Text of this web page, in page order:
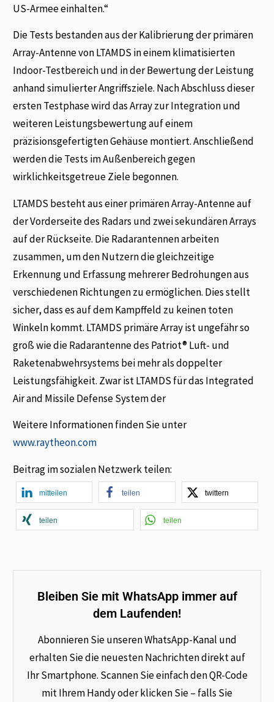
US-Armee einhalten.“
Die Tests bestanden aus der Kalibrierung der primären
Array-Antenne von LTAMDS in einem klimatisierten
Indoor-Testbereich und in der Bewertung der Leistung
anhand simulierter Angriffsziele. Nach Abschluss dieser
ersten Testphase wird das Array zur Integration und
weiteren Leistungsbewertung auf einem
präzisionsgefertigten Gehäuse montiert. Anschließend
werden die Tests im Außenbereich gegen
wirklichkeitsgetreue Ziele begonnen.
LTAMDS besteht aus einer primären Array-Antenne auf
der Vorderseite des Radars und zwei sekundären Arrays
auf der Rückseite. Die Radarantennen arbeiten
zusammen, um den Nutzern die gleichzeitige
Erkennung und Erfassung mehrerer Bedrohungen aus
verschiedenen Richtungen zu ermöglichen. Dies stellt
sicher, dass es auf dem Kampffeld zu keinen toten
Winkeln kommt. LTAMDS primäre Array ist ungefähr so
groß wie die Radarantenne des Patriot® Luft- und
Raketenabwehrsystems bei mehr als doppelter
Leistungsfähigkeit. Zwar ist LTAMDS für das Integrated
Air and Missile Defense System der
Weitere Informationen finden Sie unter
www.raytheon.com
Beitrag im sozialen Netzwerk teilen:
mitteilen teilen twittern
teilen teilen
Bleiben Sie mit WhatsApp immer auf
dem Laufenden!
Abonnieren Sie unseren WhatsApp-Kanal und
erhalten Sie die neuesten Nachrichten direkt auf
Ihr Smartphone. Scannen Sie einfach den QR-Code
mit Ihrem Handy oder klicken Sie – falls Sie